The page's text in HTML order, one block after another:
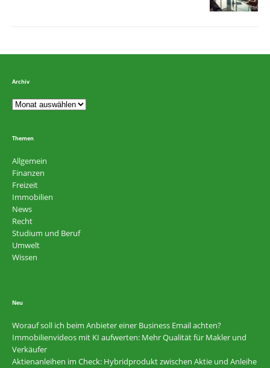
Archiv
Themen
Allgemein
Finanzen
Freizeit
Immobilien
News
Recht
Studium und Beruf
Umwelt
Wissen
Neu
Worauf soll ich beim Anbieter einer Business Email achten?
Immobilienvideos mit KI aufwerten: Mehr Qualität für Makler und
Verkäufer
Aktienanleihen im Check: Hybridprodukt zwischen Aktie und Anleihe